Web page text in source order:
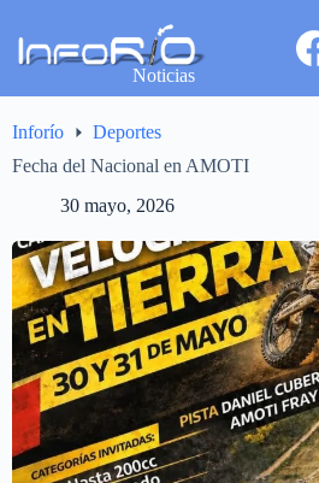
Noticias
Inforío
Deportes
Fecha del Nacional en AMOTI
30 mayo, 2026